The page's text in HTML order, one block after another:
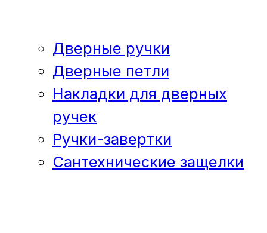
Дверные ручки
Дверные петли
Накладки для дверных
ручек
Ручки-завертки
Сантехнические защелки